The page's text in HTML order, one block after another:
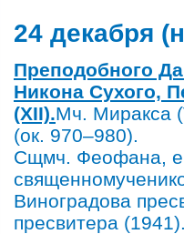
24 декабря
Преподобного
Никона Сухого,
(XII).Мч. Миракса
(ок. 970–980).
Сщмч. Феофана,
Виноградова
пресвитера